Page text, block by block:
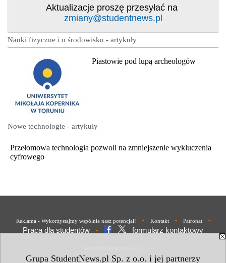
Grupa StudentNews.pl Sp. z o.o. i jej partnerzy
Aktualizacje proszę przesyłać na
zmiany@studentnews.pl
Nauki fizyczne i o środowisku - artykuły
Piastowie pod lupą archeologów
Nowe technologie - artykuły
Przełomowa technologia pozwoli na zmniejszenie wykluczenia
cyfrowego
Reklama - Wykorzystajmy wspólnie nasz potencjał! • Kontakt • Patronat •
Praca dla studentów • formularz kontaktowy